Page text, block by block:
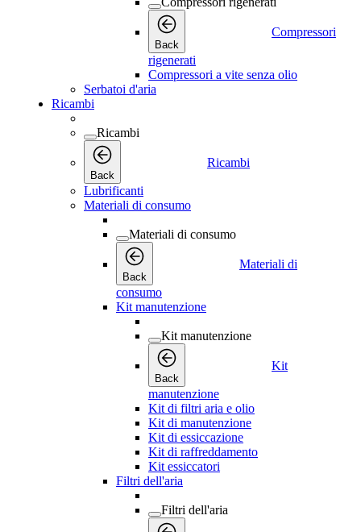
Back
Compressori
rigenerati
Compressori a vite senza olio
Serbatoi d'aria
Ricambi
Ricambi
Back
Ricambi
Lubrificanti
Materiali di consumo
Materiali di consumo
Back
Materiali di
consumo
Kit manutenzione
Kit manutenzione
Back
Kit
manutenzione
Kit di filtri aria e olio
Kit di manutenzione
Kit di essiccazione
Kit di raffreddamento
Kit essiccatori
Filtri dell'aria
Filtri dell'aria